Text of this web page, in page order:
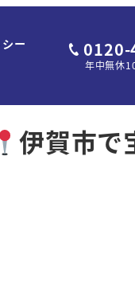
ー
年中無休
伊賀市で